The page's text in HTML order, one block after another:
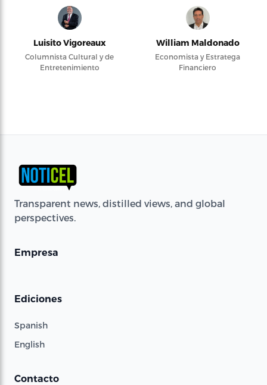
Luisito Vigoreaux
Columnista Cultural y de
Entretenimiento
William Maldonado
Economista y Estratega
Financiero
Transparent news, distilled views, and global
perspectives.
Empresa
Ediciones
Spanish
English
Contacto